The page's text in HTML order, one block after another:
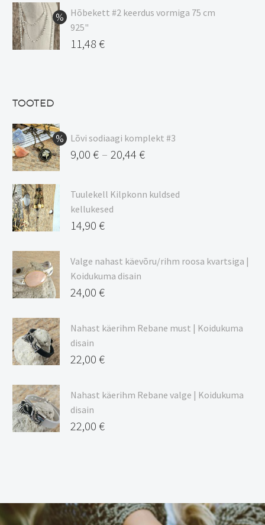
oli:
17,00 €.
hind
on:
15,00 €.
Hõbekett #2 keerdus vormiga 75 cm
925"
Algne
11,48 €
TOOTED
Lõvi sodiaagi komplekt #3
9,00 € – 20,44 €
9,00 €
kuni
20,44 €
Tuulekell Kilpkonn kuldsed
kellukesed
14,90 €
Valge nahast käevõru/rihm roosa kvartsiga |
Koidukuma disain
24,00 €
Nahast käerihm Rebane must | Koidukuma
disain
22,00 €
Nahast käerihm Rebane valge | Koidukuma
disain
22,00 €